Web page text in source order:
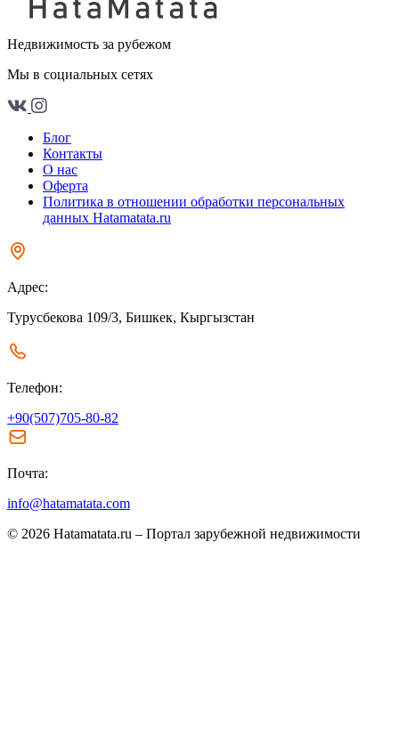
Недвижимость за рубежом
Мы в социальных сетях
Блог
Контакты
О нас
Оферта
Политика в отношении обработки персональных
данных Hatamatata.ru
Адрес:
Турусбекова 109/3, Бишкек, Кыргызстан
Телефон:
+90(507)705-80-82
Почта:
info@hatamatata.com
© 2026 Hatamatata.ru – Портал зарубежной недвижимости